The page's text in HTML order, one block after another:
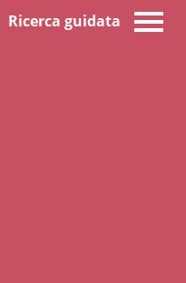
Ricerca guidata